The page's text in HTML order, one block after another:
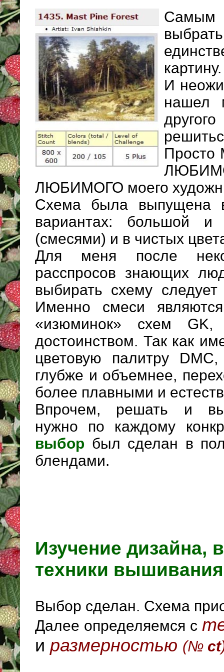
Самым
картину.
И
нашел
Просто
ЛЮБИМОГО моего
Схема была выпущена
вариантах: большой
(смесями) и в чистых
Для меня после
расспросов знающих
выбирать схему
Именно смеси
«изюминок» схем
достоинством. Так как
цветовую палитру
глубже и объемнее,
более плавными и
Впрочем, решать и
нужно по каждому
выбор был сделан в
блендами.
Изучение дизайна,
техники вышивания
Выбор сделан. Схема
Далее определяемся с
и размерностью (№ ct